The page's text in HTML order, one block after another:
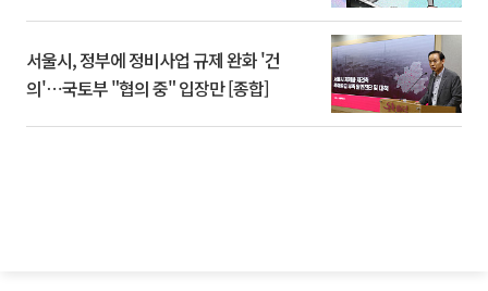
서울시, 정부에 정비사업 규제 완화 '건
의'⋯국토부 "협의 중" 입장만 [종합]